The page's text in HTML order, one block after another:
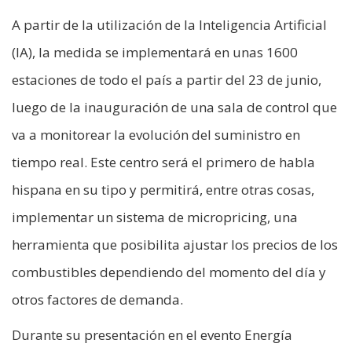
A partir de la utilización de la Inteligencia Artificial
(IA), la medida se implementará en unas 1600
estaciones de todo el país a partir del 23 de junio,
luego de la inauguración de una sala de control que
va a monitorear la evolución del suministro en
tiempo real. Este centro será el primero de habla
hispana en su tipo y permitirá, entre otras cosas,
implementar un sistema de micropricing, una
herramienta que posibilita ajustar los precios de los
combustibles dependiendo del momento del día y
otros factores de demanda.
Durante su presentación en el evento Energía